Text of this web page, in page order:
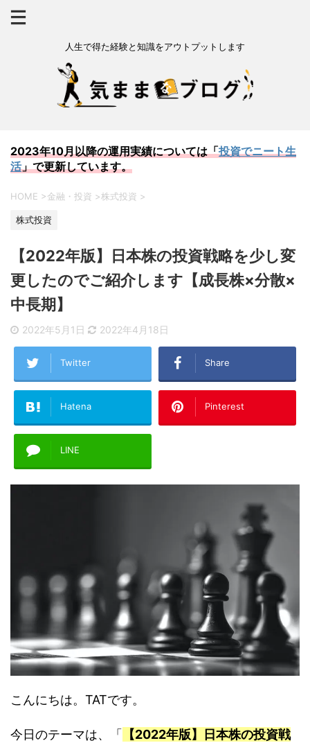
人生で得た経験と知識をアウトプットします
2023年10月以降の運用実績については「投資でニート生
活」で更新しています。
HOME >金融・投資 >株式投資 >
株式投資
【2022年版】日本株の投資戦略を少し変
更したのでご紹介します【成長株×分散×
中長期】
2022年5月1日 2022年4月18日
Twitter Share
Hatena Pinterest
LINE
こんにちは。TATです。
今日のテーマは、「
【2022年版】日本株の投資戦